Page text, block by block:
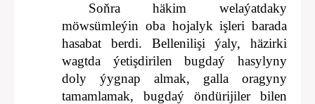
Soňra häkim welaýatdaky
möwsümleýin oba hojalyk işleri barada
hasabat berdi. Bellenilişi ýaly, häzirki
wagtda ýetişdirilen bugdaý hasylyny
doly ýygnap almak, galla oragyny
tamamlamak, bugdaý öndürijiler bilen